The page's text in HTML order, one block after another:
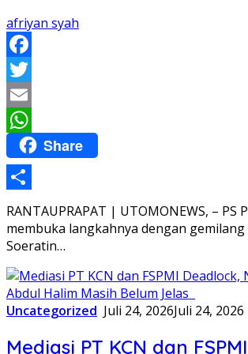
afriyan syah
Facebook
Twitter
Email
WhatsApp
Share
Share
RANTAUPRAPAT | UTOMONEWS, – PS
membuka langkahnya dengan gemilang
Soeratin…
Uncategorized Juli 24, 2026Juli 24, 2026
Mediasi PT KCN dan